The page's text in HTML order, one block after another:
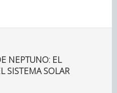
NEPTUNO: EL
SISTEMA SOLAR